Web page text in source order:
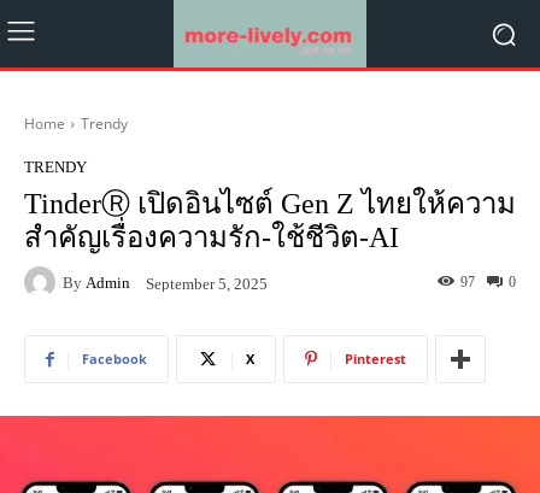
Home Trendy
TRENDY
TinderⓇ เปิดอินไซต์ Gen Z ไทยให้ความ
สำคัญเรื่องความรัก-ใช้ชีวิต-AI
By Admin September 5, 2025 0
97
Facebook X Pinterest